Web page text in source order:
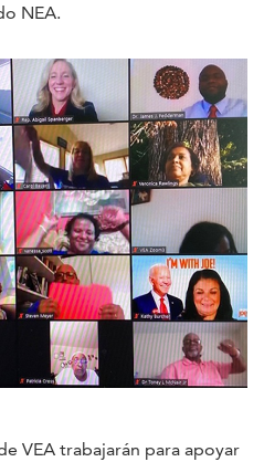
NEA.
VEA trabajarán para apoyar